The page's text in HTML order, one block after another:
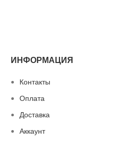
ИНФОРМАЦИЯ
Контакты
Оплата
Доставка
Аккаунт